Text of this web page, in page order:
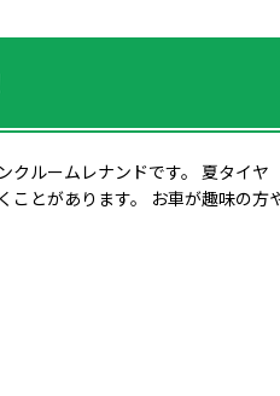
クルームレナンドです。 夏タイ
ことがあります。 お車が趣味の